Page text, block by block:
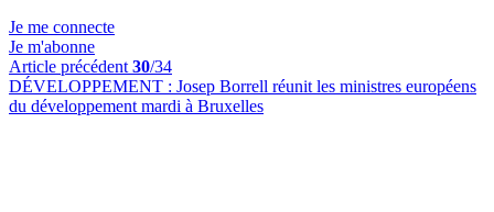
Je me connecte
Je m'abonne
Article précédent 30/34
DÉVELOPPEMENT : Josep Borrell réunit les ministres européens
du développement mardi à Bruxelles